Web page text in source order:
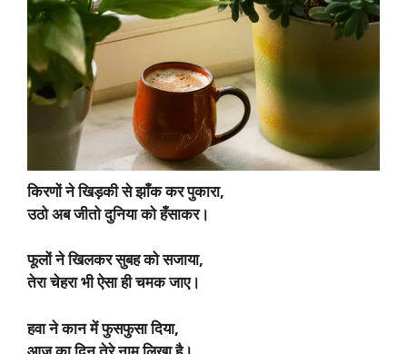
किरणों ने खिड़की से झाँक कर पुकारा,
उठो अब जीतो दुनिया को हँसाकर।
फूलों ने खिलकर सुबह को सजाया,
तेरा चेहरा भी ऐसा ही चमक जाए।
हवा ने कान में फुसफुसा दिया,